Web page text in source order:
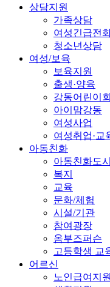
상담지원
가족상담
여성긴급전
청소년상담
여성/보육
보육지원
출생·양육
강동어린이
아이맘강동
여성사업
여성취업·교
아동친화
아동친화도
복지
교육
문화/체험
시설/기관
참여광장
옴부즈퍼슨
고등학생 교
어르신
노인급여지원